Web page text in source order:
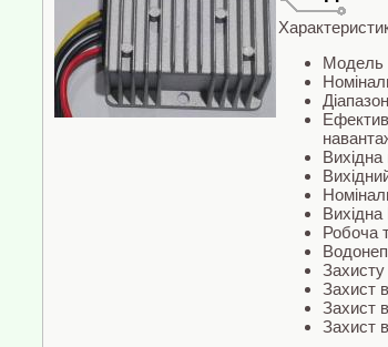
Модель
Вихідна
Робоча
Захисту
Захист
Захист
Захист